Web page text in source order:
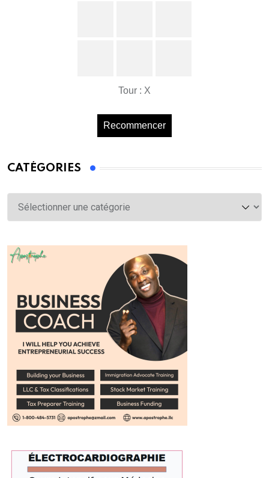
Tour : X
Recommencer
CATÉGORIES
Catégories